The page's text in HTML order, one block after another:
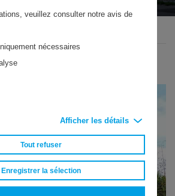
veuillez consulter notre avis de
nécessaires
Afficher les détails
Tout refuser
Enregistrer la sélection